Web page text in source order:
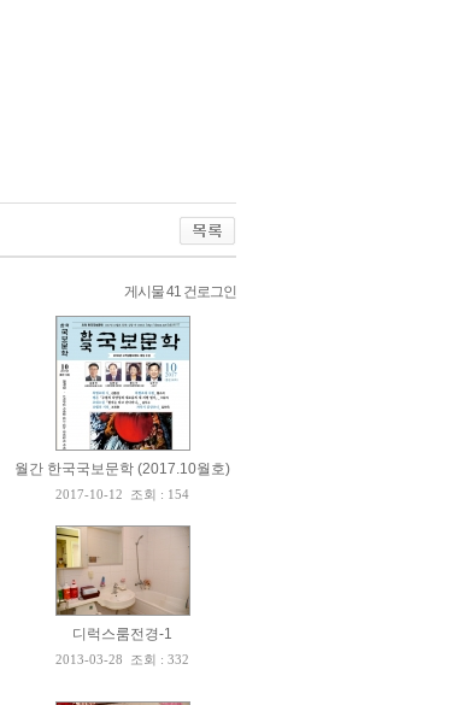
게시물 41 건로그인
월간 한국국보문학 (2017.10월호)
2017-10-12 조회 : 154
디럭스룸전경-1
2013-03-28 조회 : 332